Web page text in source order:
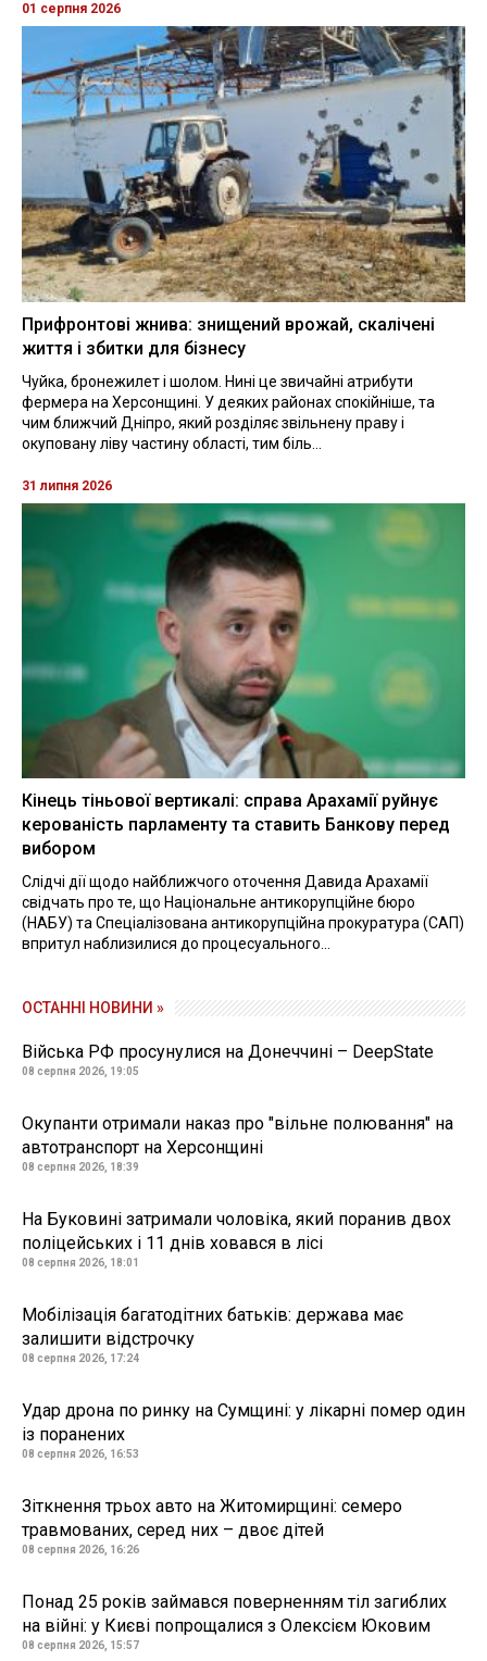
01 серпня 2026
Прифронтові жнива: знищений врожай, скалічені
життя і збитки для бізнесу
Чуйка, бронежилет і шолом. Нині це звичайні атрибути
фермера на Херсонщині. У деяких районах спокійніше, та
чим ближчий Дніпро, який розділяє звільнену праву і
окуповану ліву частину області, тим біль...
31 липня 2026
Кінець тіньової вертикалі: справа Арахамії руйнує
керованість парламенту та ставить Банкову перед
вибором
Слідчі дії щодо найближчого оточення Давида Арахамії
свідчать про те, що Національне антикорупційне бюро
(НАБУ) та Спеціалізована антикорупційна прокуратура (САП)
впритул наблизилися до процесуального...
ОСТАННІ НОВИНИ »
Війська РФ просунулися на Донеччині – DeepState
08 серпня 2026, 19:05
Окупанти отримали наказ про "вільне полювання" на
автотранспорт на Херсонщині
08 серпня 2026, 18:39
На Буковині затримали чоловіка, який поранив двох
поліцейських і 11 днів ховався в лісі
08 серпня 2026, 18:01
Мобілізація багатодітних батьків: держава має
залишити відстрочку
08 серпня 2026, 17:24
Удар дрона по ринку на Сумщині: у лікарні помер один
із поранених
08 серпня 2026, 16:53
Зіткнення трьох авто на Житомирщині: семеро
травмованих, серед них – двоє дітей
08 серпня 2026, 16:26
Понад 25 років займався поверненням тіл загиблих
на війні: у Києві попрощалися з Олексієм Юковим
08 серпня 2026, 15:57